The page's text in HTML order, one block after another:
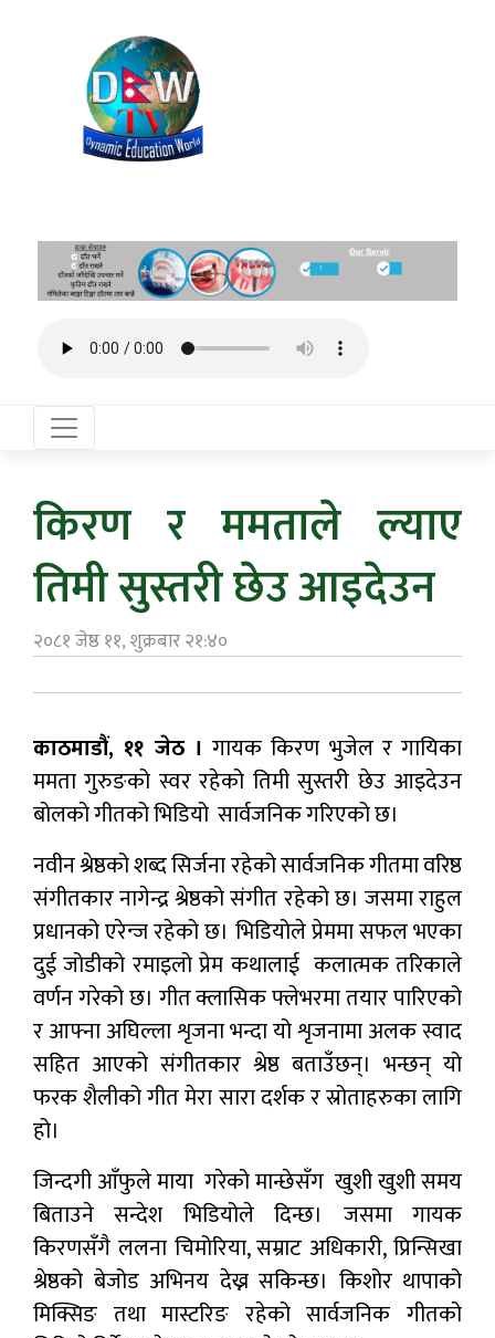
किरण र ममताले ल्याए
तिमी सुस्तरी छेउ आइदेउन
२०८१ जेष्ठ ११, शुक्रबार २१:४०
काठमाडौं, ११ जेठ । गायक किरण भुजेल र गायिका
ममता गुरुङको स्वर रहेको तिमी सुस्तरी छेउ आइदेउन
बोलको गीतको भिडियो सार्वजनिक गरिएको छ।
नवीन श्रेष्ठको शब्द सिर्जना रहेको सार्वजनिक गीतमा वरिष्ठ
संगीतकार नागेन्द्र श्रेष्ठको संगीत रहेको छ। जसमा राहुल
प्रधानको एरेन्ज रहेको छ। भिडियोले प्रेममा सफल भएका
दुई जोडीको रमाइलो प्रेम कथालाई कलात्मक तरिकाले
वर्णन गरेको छ। गीत क्लासिक फ्लेभरमा तयार पारिएको
र आफ्ना अघिल्ला शृजना भन्दा यो शृजनामा अलक स्वाद
सहित आएको संगीतकार श्रेष्ठ बताउँछन्। भन्छन् यो
फरक शैलीको गीत मेरा सारा दर्शक र स्रोताहरुका लागि
हो।
जिन्दगी आँफुले माया गरेको मान्छेसँग खुशी खुशी समय
बिताउने सन्देश भिडियोले दिन्छ। जसमा गायक
किरणसँगै ललना चिमोरिया, सम्राट अधिकारी, प्रिन्सिखा
श्रेष्ठको बेजोड अभिनय देख्न सकिन्छ। किशोर थापाको
मिक्सिङ तथा मास्टरिङ रहेको सार्वजनिक गीतको